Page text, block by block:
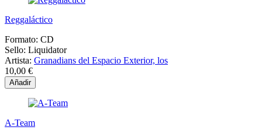
Reggaláctico
Formato: CD
Sello: Liquidator
Artista: Granadians del Espacio Exterior, los
10,00 €
Añadir
A-Team